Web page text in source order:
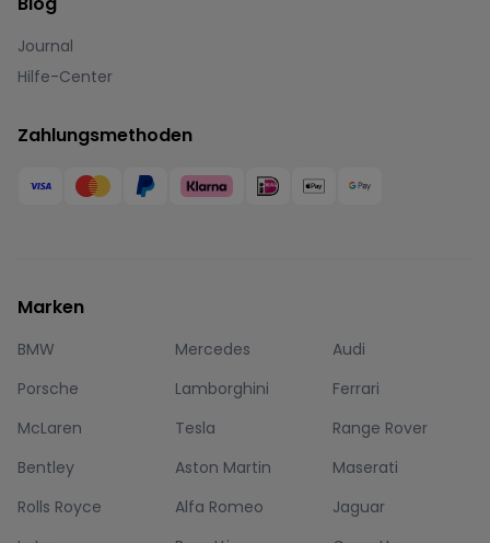
Journal
Hilfe-Center
Zahlungsmethoden
Marken
BMW Mercedes
Audi
Porsche
Lamborghini
Ferrari
McLaren
Tesla
Range Rover
Bentley
Aston Martin
Maserati
Rolls Royce
Alfa Romeo
Jaguar